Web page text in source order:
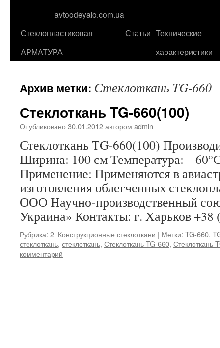
содержимому
avtoodeyalo.com.ua
Стеклопластиковая
АРМАТУРА
Статьи Технические
характеристики
Архив метки: Стеклоткань TG-660
Стеклоткань TG-660(100)
Опубликовано 30.01.2012автором admin
Стеклоткань TG-660(100)
Ширина: 100 см Температура: -
Применение: Применяются в
изготовления облегченных
ООО Научно-производственный
Украина» Контакты: г. Харьков
Рубрика: 2. Конструкционные стеклоткани | Метки: TG-660,
стеклоткань, стеклоткань, Стеклоткань TG-660, Стеклоткань
комментарий